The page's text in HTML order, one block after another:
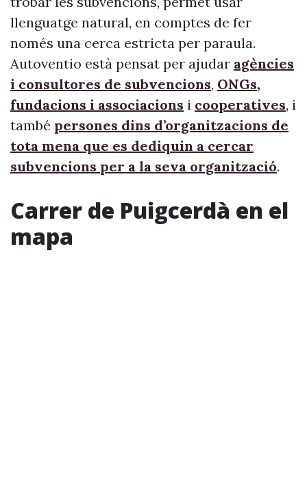
llenguatge natural, en comptes de fer
només una cerca estricta per paraula.
Autoventio està pensat per ajudar agències
i consultores de subvencions, ONGs,
fundacions i associacions i cooperatives, i
també persones dins d’organitzacions de
tota mena que es dediquin a cercar
subvencions per a la seva organització.
Carrer de Puigcerdà en el
mapa